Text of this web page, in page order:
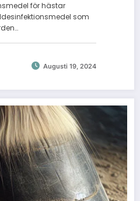
för hästar
som
Augusti 19, 2024